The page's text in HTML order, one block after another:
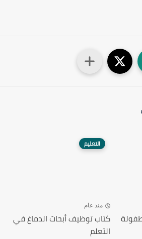
التعليم
منذ عام
كتاب توظيف أبحاث الدماغ في
التعلم